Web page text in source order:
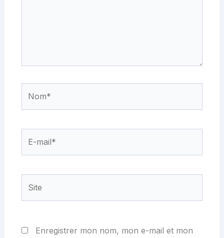
mail*
Enregistrer mon nom, mon e-mail et mon